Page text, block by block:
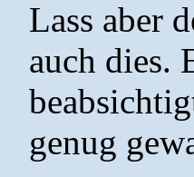
Lass aber
auch dies.
genug